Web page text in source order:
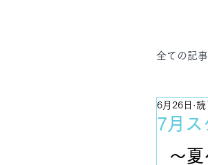
全ての記事
ヨガ
7月ス
6月26日 読
〜